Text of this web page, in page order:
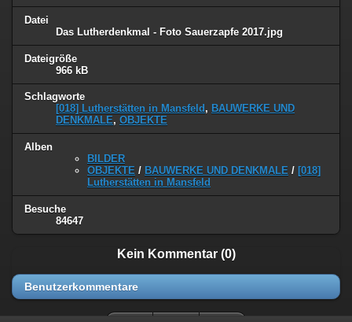
Datei
Das Lutherdenkmal - Foto Sauerzapfe 2017.jpg
Dateigröße
966 kB
Schlagworte
[018] Lutherstätten in Mansfeld , BAUWERKE UND
DENKMALE, OBJEKTE
Alben
BILDER
OBJEKTE / BAUWERKE UND DENKMALE / [018]
Lutherstätten in Mansfeld
Besuche
84647
Kein Kommentar (0)
Benutzerkommentare